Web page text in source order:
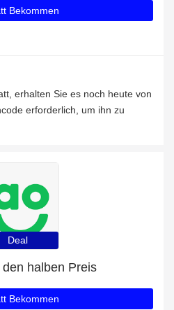
Bekommen
erhalten Sie es noch heute von
erforderlich, um ihn zu
Deal
halben Preis
Bekommen